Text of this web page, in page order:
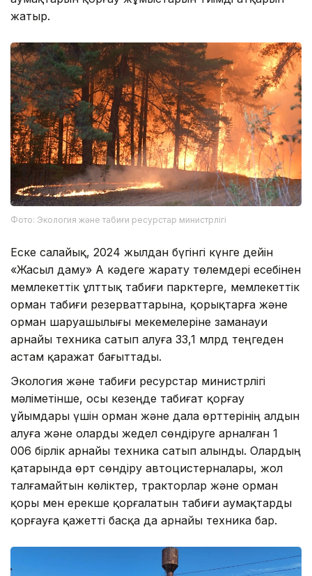
жатыр.
Фото: Экология және табиғи ресурстар министрлігі
Еске салайық, 2024 жылдан бүгінгі күнге дейін
«Жасыл даму» АҚ кәдеге жарату төлемдері есебінен
мемлекеттік ұлттық табиғи парктерге, мемлекеттік
орман табиғи резерваттарына, қорықтарға және
орман шаруашылығы мекемелеріне заманауи
арнайы техника сатып алуға 33,1 млрд теңгеден
астам қаражат бағыттады.
Экология және табиғи ресурстар министрлігі
мәліметінше, осы кезеңде табиғат қорғау
ұйымдары үшін орман және дала өрттерінің алдын
алуға және оларды жедел сөндіруге арналған 1
006 бірлік арнайы техника сатып алынды. Олардың
қатарында өрт сөндіру автоцистерналары, жол
талғамайтын көліктер, тракторлар және орман
қоры мен ерекше қорғалатын табиғи аумақтарды
қорғауға қажетті басқа да арнайы техника бар.